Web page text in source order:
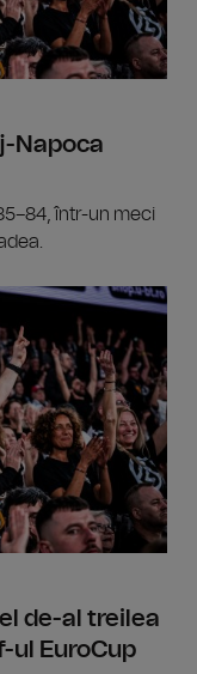
Napoca
într-un meci
de-al treilea
ul EuroCup